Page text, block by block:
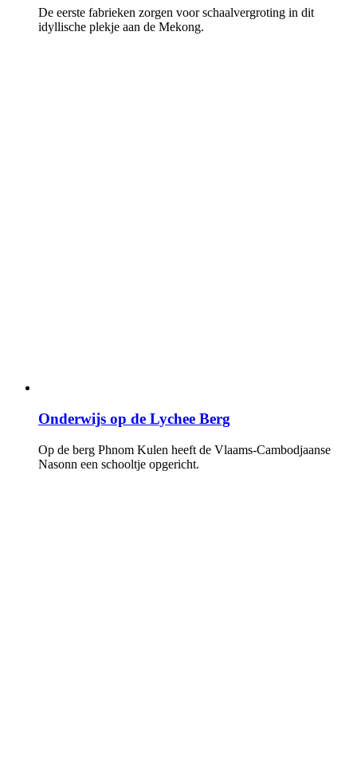
De eerste fabrieken zorgen voor schaalvergroting in dit
idyllische plekje aan de Mekong.
Onderwijs op de Lychee Berg
Op de berg Phnom Kulen heeft de Vlaams-Cambodjaanse
Nasonn een schooltje opgericht.